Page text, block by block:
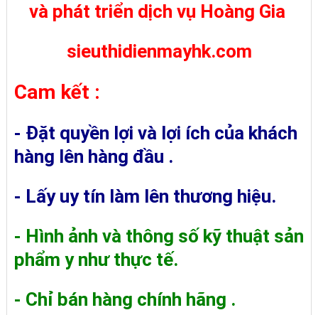
và phát triển dịch vụ Hoàng Gia
sieuthidienmayhk.com
Cam kết :
- Đặt quyền lợi và lợi ích của khách
hàng lên hàng đầu .
- Lấy uy tín làm lên thương hiệu.
- Hình ảnh và thông số kỹ thuật sản
phẩm y như thực tế.
- Chỉ bán hàng chính hãng .